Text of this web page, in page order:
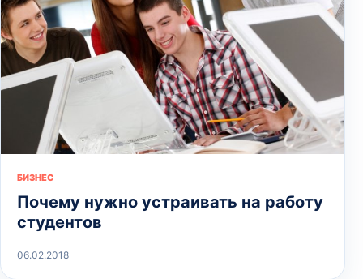
БИЗНЕС
Почему нужно устраивать на работу
студентов
06.02.2018